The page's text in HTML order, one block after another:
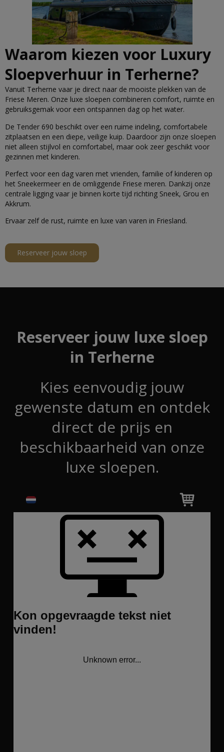
Waarom kiezen voor Luxury
Sloepverhuur in Terherne?
Vanuit Terherne vaar je direct naar de mooiste plekken van de
Friese Meren. Onze luxe sloepen combineren comfort, ruimte en
gebruiksgemak voor een ontspannen dag op het water.
De Tender 690 beschikt over een ruime indeling, comfortabele
zitplaatsen en een diepe, veilige kuip. Daardoor zijn onze sloepen
niet alleen stijlvol en comfortabel, maar ook zeer geschikt voor
gezinnen met kinderen.
Perfect voor een dag varen met vrienden, familie of kinderen op
het Sneekermeer en de omliggende Friese meren. Dankzij onze
centrale ligging vaar je binnen korte tijd richting Sneek, Grou en
Akkrum.
Ervaar zelf de rust, ruimte en luxe van varen in Friesland.
Reserveer jouw sloep
Reserveer jouw luxe sloep
in Terherne
Kies eenvoudig jouw
gewenste datum en ontdek
direct de prijs en
beschikbaarheid van onze
luxe sloepen.